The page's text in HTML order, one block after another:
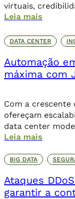
virtuais,
corromper dados
comprometer o
online, os danos
de dados
Leia mais
DATA CENTER
Automação
máxima com
Com a crescente
ofereçam
data center
mais inteligentes
complexidade
cenário, o
data centers,
Leia mais
BIG DATA
Ataques
garantir a